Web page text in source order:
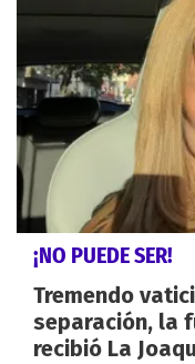
¡NO PUEDE SER!
Tremendo
separación, la
recibió La